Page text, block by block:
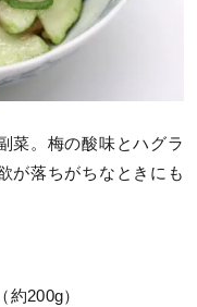
菜。梅の酸味とハグラ
が落ちがちなときにも
）